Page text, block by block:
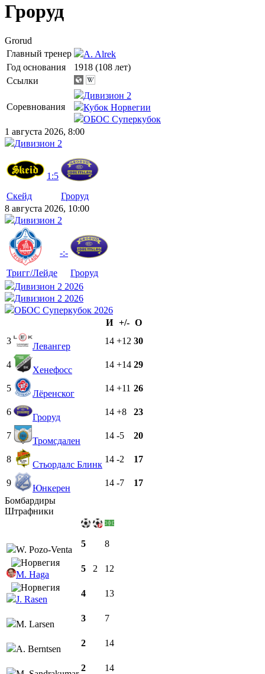
Гроруд
Grorud
Главный тренер
A. Alrek
Год основания
1918 (108 лет)
Ссылки
Соревнования
Дивизион 2
Кубок Норвегии
ОБОС Суперкубок
1 августа 2026, 8:00
Дивизион 2
Скейд
1:5
Гроруд
8 августа 2026, 10:00
Дивизион 2
Тригг/Лейде
-:-
Гроруд
Дивизион 2 2026
Дивизион 2 2026
ОБОС Суперкубок 2026
И +/- О
3
Левангер
14 +12 30
4
Хенефосс
14 +14 29
5
Лёренског
14 +11 26
6
Гроруд
14 +8 23
7
Тромсдален
14 -5 20
8
Стьордалс Блинк
14 -2 17
9
Юнкерен
14 -7
17
Бомбардиры
Штрафники
W. Pozo-Venta
5 8
M. Haga
5 2 12
J. Rasen
4 13
M. Larsen
3 7
A. Berntsen
2 14
2 14